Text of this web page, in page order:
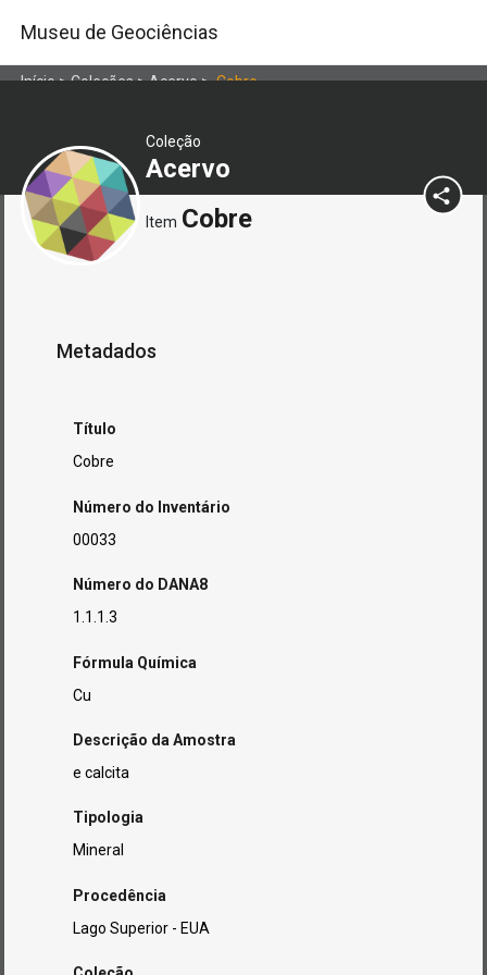
Museu de Geociências
Início>Coleções>Acervo>Cobre
Coleção
Acervo
Item Cobre
Metadados
Título
Cobre
Número do Inventário
00033
Número do DANA8
1.1.1.3
Fórmula Química
Cu
Descrição da Amostra
e calcita
Tipologia
Mineral
Procedência
Lago Superior - EUA